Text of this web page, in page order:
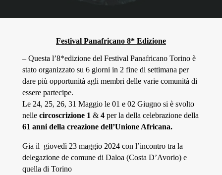
FestivalPanafricano 8* Edizione
– Questa l’8*edizione del Festival Panafricano Torino è
stato organizzato su 6 giorni in 2 fine di settimana per
dare più opportunità agli membri delle varie comunità di
essere partecipe.
Le 24, 25, 26, 31 Maggio le 01 e 02 Giugno si èsvolto
nellecircoscrizione 1 &4 per la della celebrazione della
61 anni della creazione dell’Unione Africana.
Gia il giovedì 23 maggio 2024 con l’incontro tra la
delegazione de comune di Daloa (Costa D’Avorio) e
quella di Torino